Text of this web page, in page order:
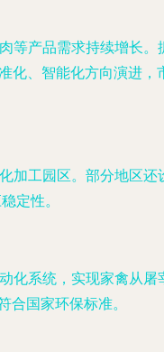
等产品需求持续增长。
化、智能化方向演进，
加工园区。部分地区还
定性。
化系统，实现家禽从屠
国家环保标准。